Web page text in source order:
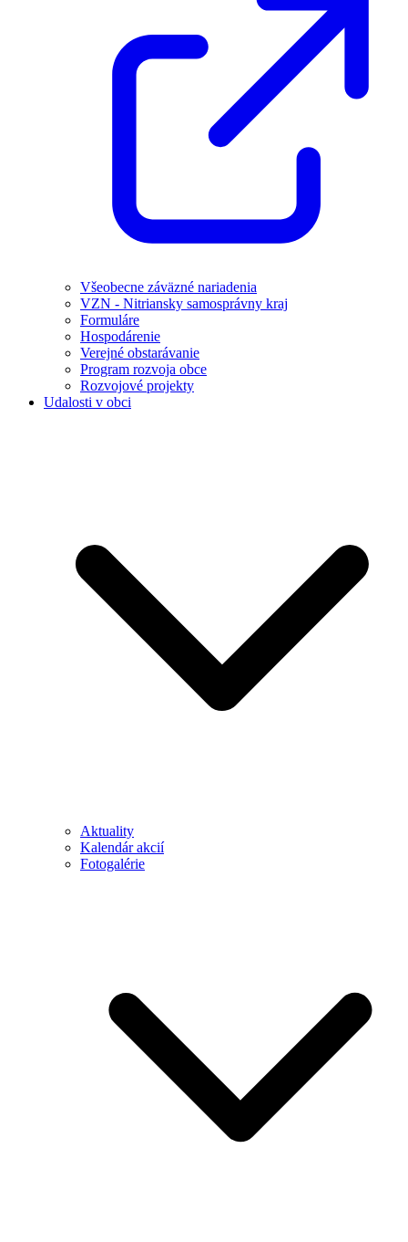
Všeobecne záväzné nariadenia
VZN - Nitriansky samosprávny kraj
Formuláre
Hospodárenie
Verejné obstarávanie
Program rozvoja obce
Rozvojové projekty
Udalosti v obci
Aktuality
Kalendár akcií
Fotogalérie